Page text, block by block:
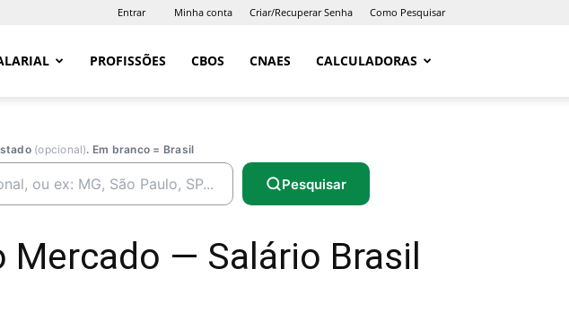
Entrar Minha conta Criar/Recuperar Senha Como Pesquisar
PROFISSÕES CBOS CNAES CALCULADORAS
(opcional). Em branco = Brasil
Pesquisar
— Salário Brasil